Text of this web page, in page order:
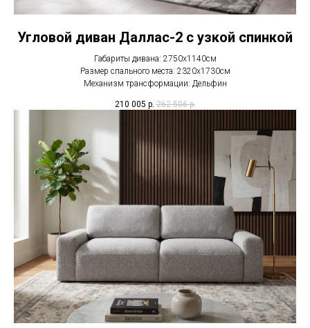
Угловой диван Даллас-2 с узкой спинкой
Габариты дивана: 2750х1140см
Размер спального места: 2320х1730см
Механизм трансформации: Дельфин
210 005 р. 262 506 р.